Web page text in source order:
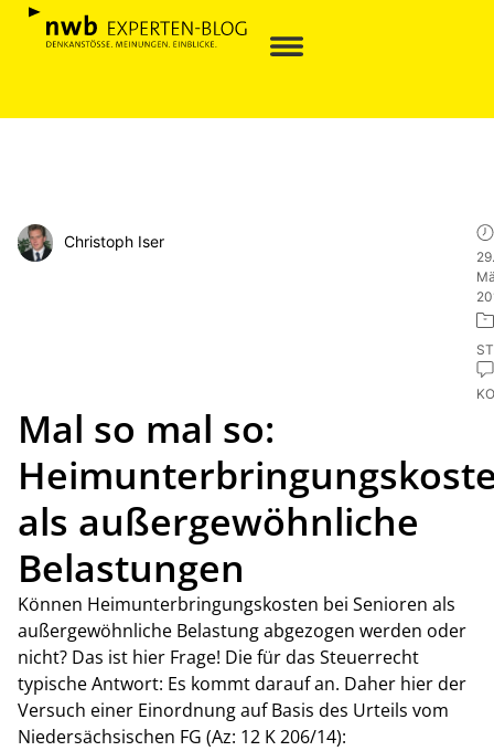
Christoph Iser
29.
Mal so mal so:
als außergewöhnliche
Belastungen
Können Heimunterbringungskosten bei Senioren als
außergewöhnliche Belastung abgezogen werden oder
nicht? Das ist hier Frage! Die für das Steuerrecht
typische Antwort: Es kommt darauf an. Daher hier der
Versuch einer Einordnung auf Basis des Urteils vom
Niedersächsischen FG (Az: 12 K 206/14):